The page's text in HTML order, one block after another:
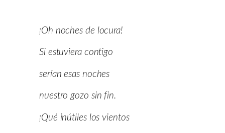
¡Oh noches de locura!
Si estuviera contigo
serían esas noches
nuestro gozo sin fin.
¡Qué inútiles los vientos